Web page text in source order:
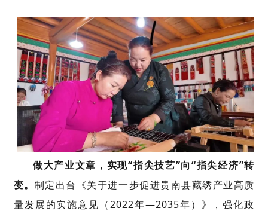
做大产业文章， 实现“指尖技艺”向“指尖经济”转
变。 制定出台 《关于进一步促进贵南县藏绣产业高质
量发展的实施意见（2022年—2035年）》，强化政